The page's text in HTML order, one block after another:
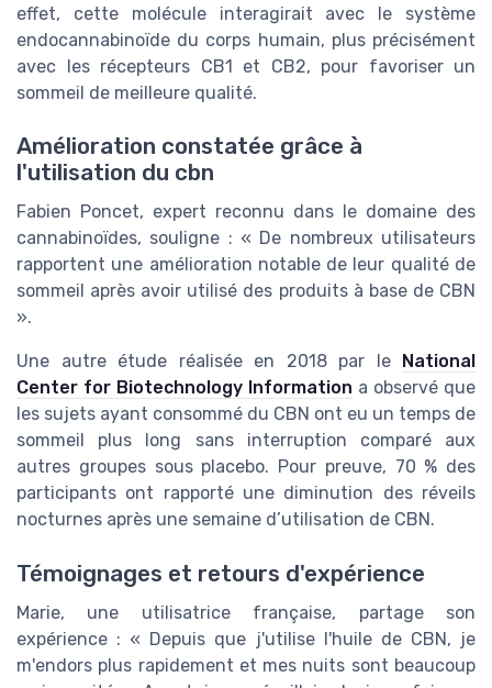
effet, cette molécule interagirait avec le système
endocannabinoïde du corps humain, plus précisément
avec les récepteurs CB1 et CB2, pour favoriser un
sommeil de meilleure qualité.
Amélioration constatée grâce à
l'utilisation du cbn
Fabien Poncet, expert reconnu dans le domaine des
cannabinoïdes, souligne : « De nombreux utilisateurs
rapportent une amélioration notable de leur qualité de
sommeil après avoir utilisé des produits à base de CBN
».
Une autre étude réalisée en 2018 par le
National
Center for Biotechnology Information a observé que
les sujets ayant consommé du CBN ont eu un temps de
sommeil plus long sans interruption comparé aux
autres groupes sous placebo. Pour preuve, 70 % des
participants ont rapporté une diminution des réveils
nocturnes après une semaine d’utilisation de CBN.
Témoignages et retours d'expérience
Marie, une utilisatrice française, partage son
expérience : « Depuis que j'utilise l'huile de CBN, je
m'endors plus rapidement et mes nuits sont beaucoup